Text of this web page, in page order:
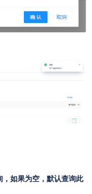
如果为空，默认查询此